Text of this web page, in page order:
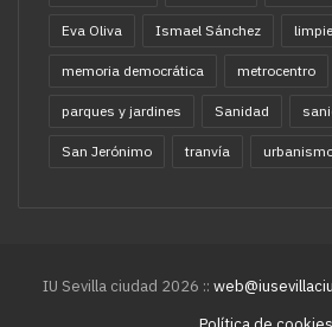
Eva Oliva Ismael Sánchez
memoria democrática metrocentro
parques y jardines Sanidad
San Jerónimo tranvía
IU Sevilla ciudad 2026 ::